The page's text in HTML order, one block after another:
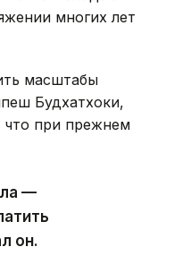
многих лет
масштабы
Будхатхоки,
что при прежнем
—
он.